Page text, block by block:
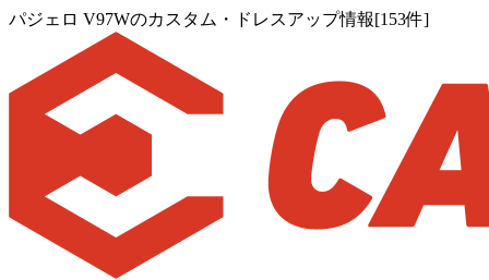
パジェロ V97Wのカスタム・ドレスアップ情報[153件]